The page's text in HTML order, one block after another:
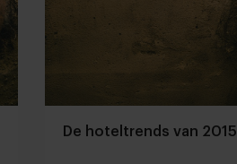
De hoteltrends van 2015